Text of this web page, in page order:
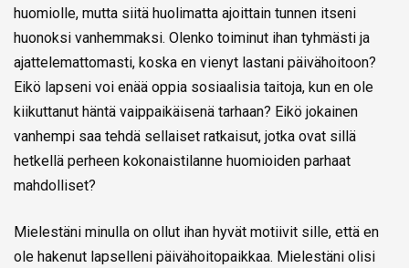
huomiolle, mutta siitä huolimatta ajoittain tunnen itseni
huonoksi vanhemmaksi. Olenko toiminut ihan tyhmästi ja
ajattelemattomasti, koska en vienyt lastani päivähoitoon?
Eikö lapseni voi enää oppia sosiaalisia taitoja, kun en ole
kiikuttanut häntä vaippaikäisenä tarhaan? Eikö jokainen
vanhempi saa tehdä sellaiset ratkaisut, jotka ovat sillä
hetkellä perheen kokonaistilanne huomioiden parhaat
mahdolliset?
Mielestäni minulla on ollut ihan hyvät motiivit sille, että en
ole hakenut lapselleni päivähoitopaikkaa. Mielestäni olisi